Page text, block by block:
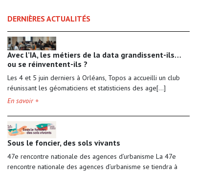
DERNIÈRES ACTUALITÉS
Avec l’IA, les métiers de la data grandissent-ils…
ou se réinventent-ils ?
Les 4 et 5 juin derniers à Orléans, Topos a accueilli un club
réunissant les géomaticiens et statisticiens des age[...]
En savoir +
Sous le foncier, des sols vivants
47e rencontre nationale des agences d’urbanisme La 47e
rencontre nationale des agences d’urbanisme se tiendra à